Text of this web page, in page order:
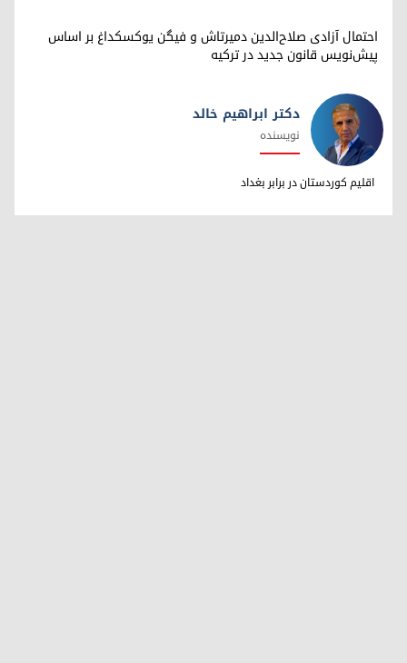
احتمال آزادی صلاح‌الدین دمیرتاش و فیگن یوکسکداغ بر اساس
پیش‌نویس قانون جدید در ترکیه
دکتر ابراهیم خالد
دکتر ابراهیم خالد
نویسنده
اقلیم کوردستان در برابر بغداد